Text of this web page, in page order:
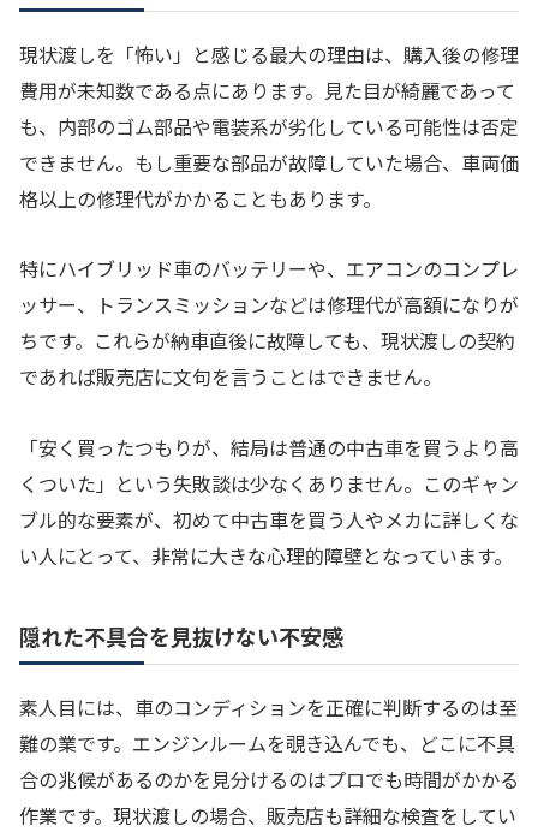
現状渡しを「怖い」と感じる最大の理由は、購入後の修理
費用が未知数である点にあります。見た目が綺麗であって
も、内部のゴム部品や電装系が劣化している可能性は否定
できません。もし重要な部品が故障していた場合、車両価
格以上の修理代がかかることもあります。
特にハイブリッド車のバッテリーや、エアコンのコンプレ
ッサー、トランスミッションなどは修理代が高額になりが
ちです。これらが納車直後に故障しても、現状渡しの契約
であれば販売店に文句を言うことはできません。
「安く買ったつもりが、結局は普通の中古車を買うより高
くついた」という失敗談は少なくありません。このギャン
ブル的な要素が、初めて中古車を買う人やメカに詳しくな
い人にとって、非常に大きな心理的障壁となっています。
隠れた不具合を見抜けない不安感
素人目には、車のコンディションを正確に判断するのは至
難の業です。エンジンルームを覗き込んでも、どこに不具
合の兆候があるのかを見分けるのはプロでも時間がかかる
作業です。現状渡しの場合、販売店も詳細な検査をしてい